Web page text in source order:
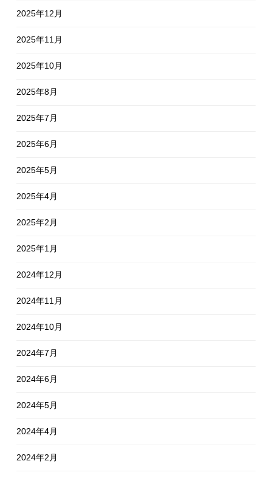
2025年12月
2025年11月
2025年10月
2025年8月
2025年7月
2025年6月
2025年5月
2025年4月
2025年2月
2025年1月
2024年12月
2024年11月
2024年10月
2024年7月
2024年6月
2024年5月
2024年4月
2024年2月